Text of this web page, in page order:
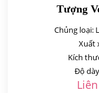
Tượng
Chủng loại:
Xuất
Kích
Độ